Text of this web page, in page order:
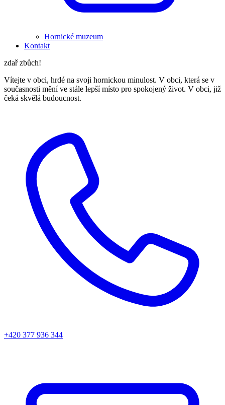
Hornické muzeum
Kontakt
zdař zbůch!
Vítejte v obci, hrdé na svoji hornickou minulost. V obci, která se v
současnosti mění ve stále lepší místo pro spokojený život. V obci, již
čeká skvělá budoucnost.
+420 377 936 344